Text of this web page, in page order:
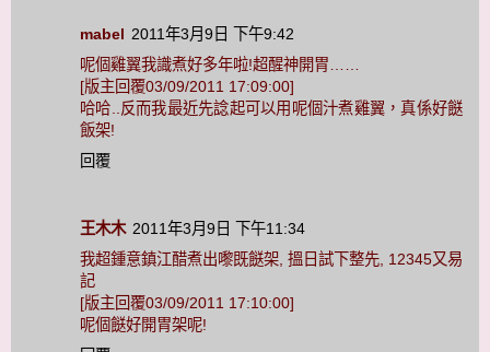
mabel 2011年3月9日 下午9:42
呢個雞翼我識煮好多年啦!超醒神開胃……
[版主回覆03/09/2011 17:09:00]
哈哈..反而我最近先諗起可以用呢個汁煮雞翼，真係好餸
飯架!
回覆
王木木 2011年3月9日 下午11:34
我超鍾意鎮江醋煮出嚟既餸架, 搵日試下整先, 12345又易
記
[版主回覆03/09/2011 17:10:00]
呢個餸好開胃架呢!